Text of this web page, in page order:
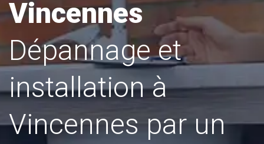
Vincennes
Dépannage et
installation à
Vincennes par un